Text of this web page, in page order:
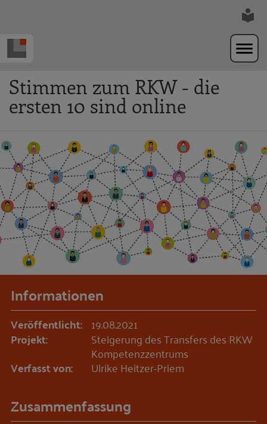
Stimmen zum RKW - die
ersten 10 sind online
Informationen
Veröffentlicht: 19.08.2021
Projekt: Steigerung des Transfers des RKW
Kompetenzzentrums
Verfasst von: Ulrike Heitzer-Priem
Zusammenfassung